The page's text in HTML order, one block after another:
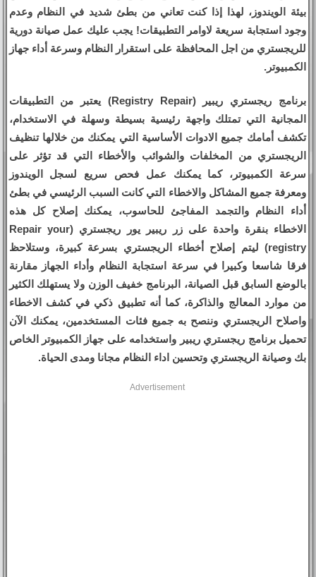
بيئة الويندوز، لهذا إذا كنت تعاني من بطئ شديد في النظام وعدم
وجود استجابة سريعة لاوامر التطبيقات! يجب عليك عمل صيانة دورية
للريجستري من اجل المحافظة على استقرار النظام وسرعة أداء جهاز
الكمبيوتر.
برنامج ريجستري ريبير (Registry Repair) يعتبر من التطبيقات
المجانية التي تمتلك واجهة رئيسية بسيطة وسهلة في الاستخدام،
تكشف أمامك جميع الادوات الأساسية التي يمكنك من خلالها تنظيف
الريجستري من المخلفات والشوائب والأخطاء التي قد تؤثر على
سرعة الكمبيوتر، كما يمكنك عمل فحص سريع لسجل الويندوز
ومعرفة جميع المشاكل والاخطاء التي كانت السبب الرئيسي في بطئ
أداء النظام والتجمد المفاجئ للحاسوب، يمكنك إصلاح كل هذه
الاخطاء بنقرة واحدة على زر ريبير يور ريجستري (Repair your
registry) ليتم إصلاح أخطاء الريجستري بسرعة كبيرة، وستلاحظ
فرقا شاسعا وكبيرا في سرعة استجابة النظام وأداء الجهاز مقارنة
بالوضع السابق قبل الصيانة، البرنامج خفيف الوزن ولا يستهلك الكثير
من موارد المعالج والذاكرة، كما أنه تطبيق ذكي في كشف الاخطاء
واصلاح الريجستري وننصح به جميع فئات المستخدمين، يمكنك الآن
تحميل برنامج ريجستري ريبير واستخدامه على جهاز الكمبيوتر الخاص
بك وصيانة الريجستري وتحسين اداء النظام مجانا ومدى الحياة.
Advertisement